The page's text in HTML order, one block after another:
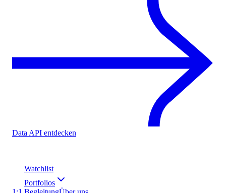
Data API entdecken
Watchlist
Portfolios